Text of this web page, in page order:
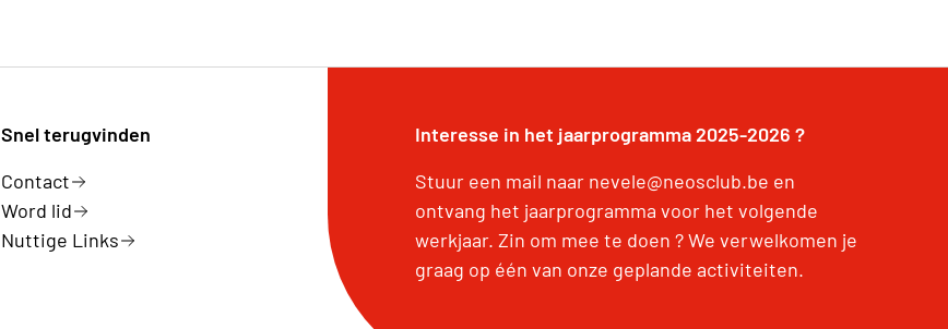
Snel terugvinden
Contact
Word lid
Nuttige Links
Interesse in het jaarprogramma 2025-2026 ?
Stuur een mail naar nevele@neosclub.be en
ontvang het jaarprogramma voor het volgende
werkjaar. Zin om mee te doen ? We verwelkomen je
graag op één van onze geplande activiteiten.